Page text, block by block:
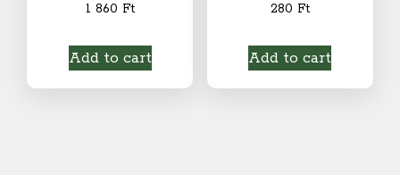
1 860 Ft
Add to cart
280 Ft
Add to cart